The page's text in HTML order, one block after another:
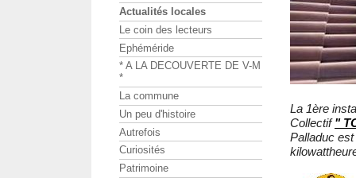
La 1ère
Collectif"
Palladuc
Actualités locales
Le coin des lecteurs
Ephéméride
* A LA DECOUVERTE DE V-M
*
La commune
Un peu d'histoire
Autrefois
Curiosités
Patrimoine